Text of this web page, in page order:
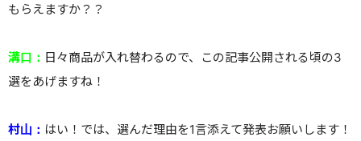
もらえますか？？
溝口： 日々商品が入れ替わるので、この記事公開される頃の3
選をあげますね！
村山： はい！では、選んだ理由を1言添えて発表お願いします！